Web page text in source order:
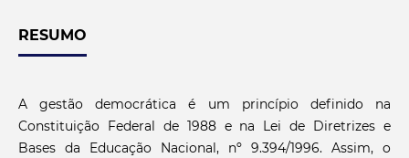
RESUMO
A gestão democrática é um princípio definido na
Constituição Federal de 1988 e na Lei de Diretrizes e
Bases da Educação Nacional, nº 9.394/1996. Assim, o